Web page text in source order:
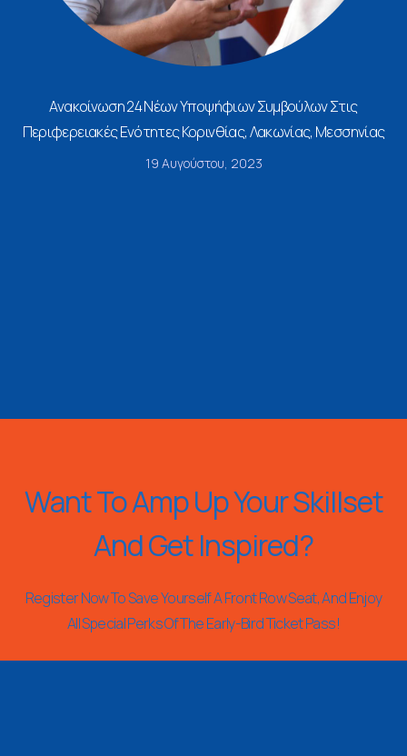
Ανακοίνωση 24 Νέων Υποψήφιων Συμβούλων Στις
Περιφερειακές Ενότητες Κορινθίας, Λακωνίας, Μεσσηνίας
19 Αυγούστου, 2023
Want To Amp Up Your Skillset
And Get Inspired?
Register Now To Save Yourself A Front Row Seat, And Enjoy
All Special Perks Of The Early-Bird Ticket Pass!